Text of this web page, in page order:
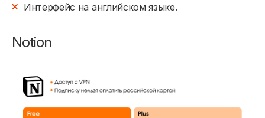
Интерфейс на английском языке.
Notion